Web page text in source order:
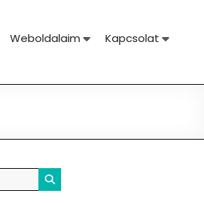
Weboldalaim Kapcsolat